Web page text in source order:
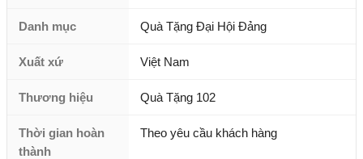
Danh mục Quà Tặng Đại Hội Đảng
Xuất xứ Việt Nam
Thương hiệu Quà Tặng 102
Thời gian hoàn
thành
Theo yêu cầu khách hàng